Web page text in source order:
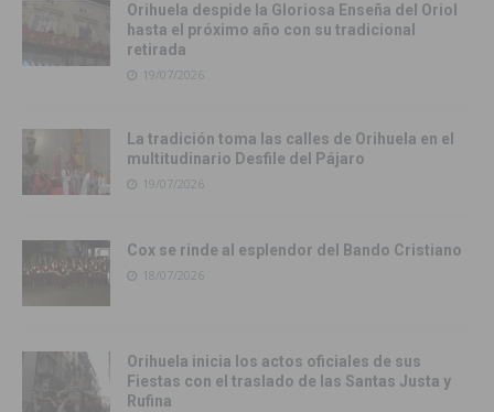
Orihuela despide la Gloriosa Enseña del Oriol
hasta el próximo año con su tradicional
retirada
19/07/2026
La tradición toma las calles de Orihuela en el
multitudinario Desfile del Pájaro
19/07/2026
Cox se rinde al esplendor del Bando Cristiano
18/07/2026
Orihuela inicia los actos oficiales de sus
Fiestas con el traslado de las Santas Justa y
Rufina